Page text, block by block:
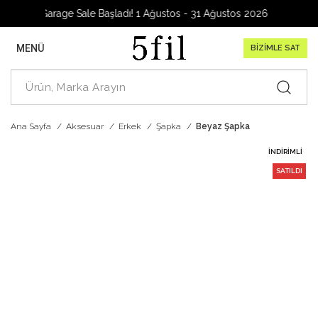
Garage Sale Başladı! 1 Ağustos - 31 Ağustos 2026
MENÜ BİZİMLE SAT
Ana Sayfa Aksesuar Erkek Şapka Beyaz Şapka
İNDIRIMLI
SATILDI